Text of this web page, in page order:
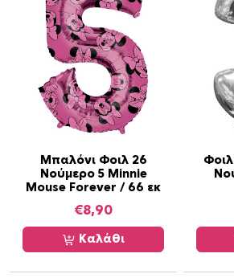
Μπαλόνι Φοιλ 26
Νούμερο 5 Minnie
Mouse Forever / 66 εκ
€8,90
Καλάθι